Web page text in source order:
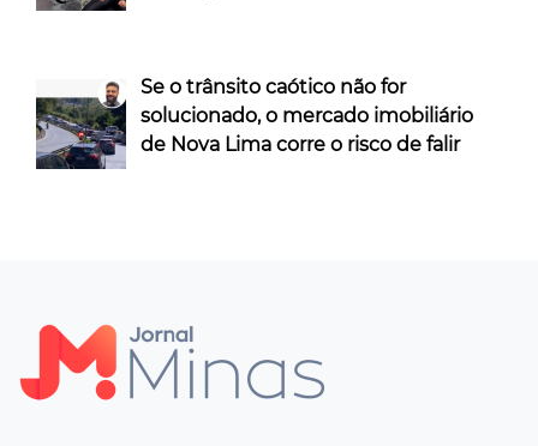
Se o trânsito caótico não for
solucionado, o mercado imobiliário
de Nova Lima corre o risco de falir